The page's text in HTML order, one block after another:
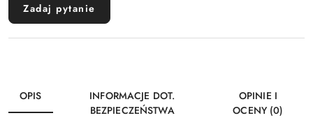
Zadaj pytanie
OPIS
INFORMACJE DOT.
BEZPIECZEŃSTWA
OPINIE I
OCENY (0)